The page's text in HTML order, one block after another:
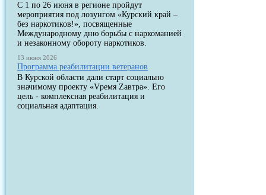
С 1 по 26 июня в регионе пройдут
мероприятия под лозунгом «Курский край –
без наркотиков!», посвященные
Международному дню борьбы с наркоманией
и незаконному обороту наркотиков.
13 июня 2026
Программа реабилитации ветеранов
В Курской области дали старт социально
значимому проекту «Vремя Zавтра». Его
цель - комплексная реабилитация и
социальная адаптация.